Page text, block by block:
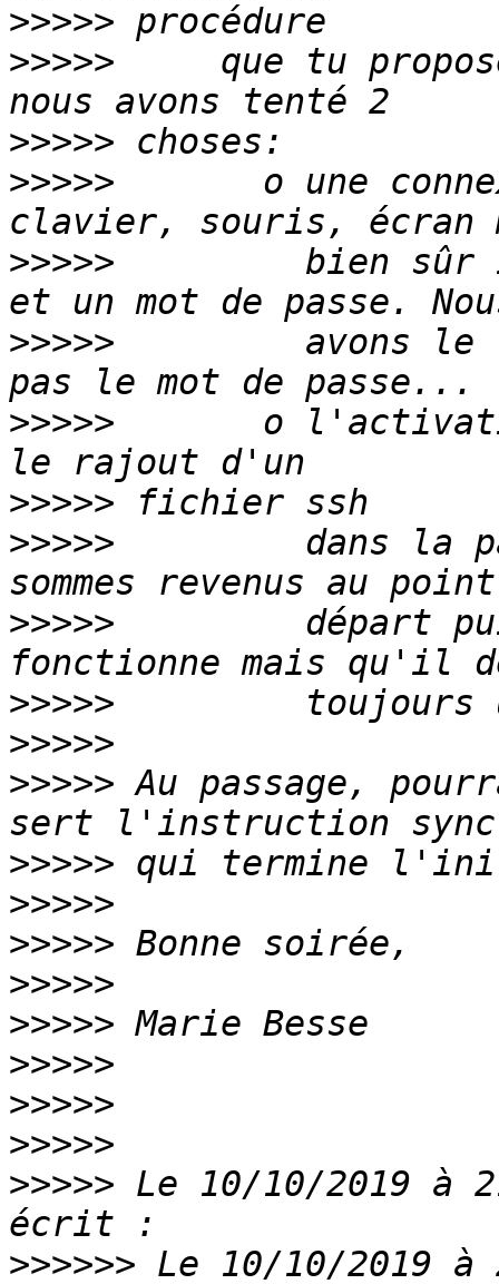
>>>>>
>>>>> que tu
>>>>>
>>>>> o une
>>>>> bien sûr il
>>>>> avons le
>>>>> o l'activation
>>>>>
>>>>> dans la
>>>>> départ
>>>>>
>>>>>
>>>>> Au passage,
>>>>>
>>>>>
>>>>>
>>>>>
>>>>>
>>>>>
>>>>>
>>>>>
>>>>> Le 10/10/2019 à
>>>>>> Le 10/10/2019